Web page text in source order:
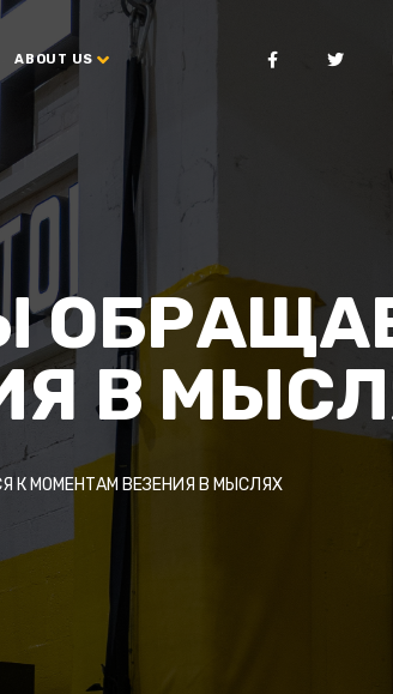
ABOUT US FacebookTwitter
В
К МОМЕНТАМ ВЕЗЕНИЯ В МЫСЛЯХ